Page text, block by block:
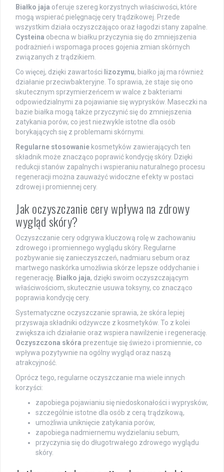
Białko jaja oferuje szereg korzystnych właściwości, które
mogą wspierać pielęgnację cery trądzikowej. Przede
wszystkim działa oczyszczająco oraz łagodzi stany zapalne.
Cysteina obecna w białku przyczynia się do zmniejszenia
podrażnień i wspomaga proces gojenia zmian skórnych
związanych z trądzikiem.
Co więcej, dzięki zawartości lizozymu, białko jaj ma również
działanie przeciwbakteryjne. To sprawia, że staje się ono
skutecznym sprzymierzeńcem w walce z bakteriami
odpowiedzialnymi za pojawianie się wyprysków. Maseczki na
bazie białka mogą także przyczynić się do zmniejszenia
zatykania porów, co jest niezwykle istotne dla osób
borykających się z problemami skórnymi.
Regularne stosowanie kosmetyków zawierających ten
składnik może znacząco poprawić kondycję skóry. Dzięki
redukcji stanów zapalnych i wspieraniu naturalnego procesu
regeneracji można zauważyć widoczne efekty w postaci
zdrowej i promiennej cery.
Jak oczyszczanie cery wpływa na zdrowy
wygląd skóry?
Oczyszczanie cery odgrywa kluczową rolę w zachowaniu
zdrowego i promiennego wyglądu skóry. Regularne
pozbywanie się zanieczyszczeń, nadmiaru sebum oraz
martwego naskórka umożliwia skórze lepsze oddychanie i
regenerację. Białko jaja, dzięki swoim oczyszczającym
właściwościom, skutecznie usuwa toksyny, co znacząco
poprawia kondycję cery.
Systematyczne oczyszczanie sprawia, że skóra lepiej
przyswaja składniki odżywcze z kosmetyków. To z kolei
zwiększa ich działanie oraz wspiera nawilżenie i regenerację.
Oczyszczona skóra prezentuje się świeżo i promiennie, co
wpływa pozytywnie na ogólny wygląd oraz naszą
atrakcyjność.
Oprócz tego, regularne oczyszczanie ma wiele innych
korzyści:
zapobiega pojawianiu się niedoskonałości i wyprysków,
szczególnie istotne dla osób z cerą trądzikową,
umożliwia uniknięcie zatykania porów,
zapobiega nadmiernemu wydzielaniu sebum,
przyczynia się do długotrwałego zdrowego wyglądu
skóry.